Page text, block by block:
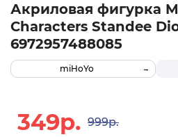
Акриловая фигурка
Characters Standee
6972957488085
miHoYo
349р. 999р.